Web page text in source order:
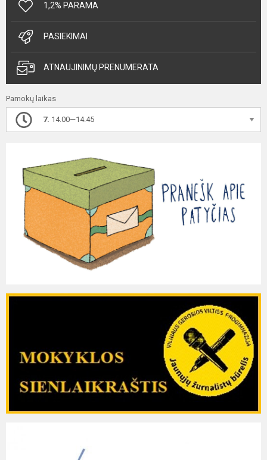
1,2% PARAMA
PASIEKIMAI
ATNAUJINIMŲ PRENUMERATA
Pamokų laikas
7. 14.00—14.45